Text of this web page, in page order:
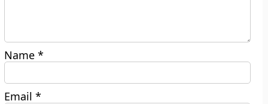
Name*
Email*